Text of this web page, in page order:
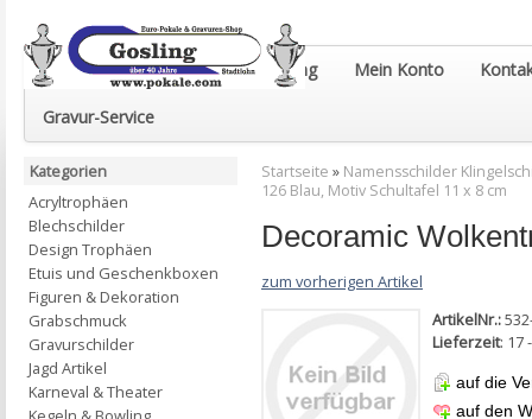
Euro-Pokale & Gravur-Shop Gosling Mein Konto
Gravur-Service
Startseite » Namensschilder
126 Blau, Motiv Schultafel 11 x 8 cm
Decoramic
zum vorherigen Artikel
ArtikelNr.:
Lieferzeit: 17
auf die
auf den
Kategorien
Acryltrophäen
Blechschilder
Design Trophäen
Etuis und Geschenkboxen
Figuren & Dekoration
Grabschmuck
Gravurschilder
Jagd Artikel
Karneval & Theater